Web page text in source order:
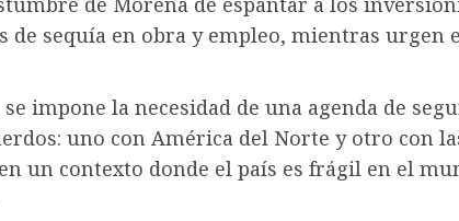
de sequía en obra y empleo, mientras urgen
impone la necesidad de una agenda de
uno con América del Norte y otro con
un contexto donde el país es frágil en el